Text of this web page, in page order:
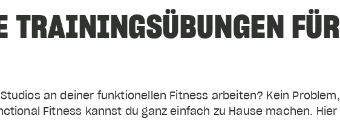
TRAININGSÜBUNGEN FÜR
an deiner funktionellen Fitness arbeiten? Kein Problem,
Fitness kannst du ganz einfach zu Hause machen. Hier